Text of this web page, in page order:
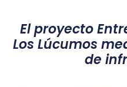
El proyecto
Los Lúcumos
de